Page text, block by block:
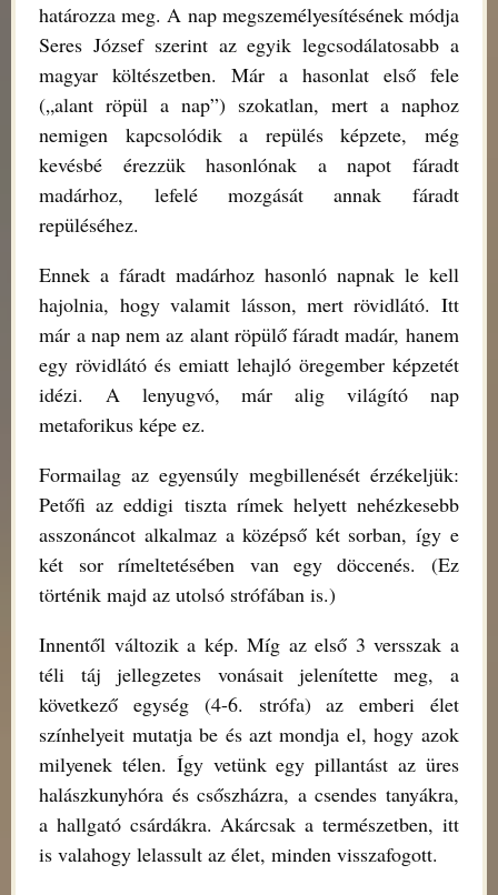
határozza meg. A nap megszemélyesítésének módja
Seres József szerint az egyik legcsodálatosabb a
magyar költészetben. Már a hasonlat első fele
(„alant röpül a nap”) szokatlan, mert a naphoz
nemigen kapcsolódik a repülés képzete, még
kevésbé érezzük hasonlónak a napot fáradt
madárhoz, lefelé mozgását annak fáradt
repüléséhez.
Ennek a fáradt madárhoz hasonló napnak le kell
hajolnia, hogy valamit lásson, mert rövidlátó. Itt
már a nap nem az alant röpülő fáradt madár, hanem
egy rövidlátó és emiatt lehajló öregember képzetét
idézi. A lenyugvó, már alig világító nap
metaforikus képe ez.
Formailag az egyensúly megbillenését érzékeljük:
Petőfi az eddigi tiszta rímek helyett nehézkesebb
asszonáncot alkalmaz a középső két sorban, így e
két sor rímeltetésében van egy döccenés. (Ez
történik majd az utolsó strófában is.)
Innentől változik a kép. Míg az első 3 versszak a
téli táj jellegzetes vonásait jelenítette meg, a
következő egység (4-6. strófa) az emberi élet
színhelyeit mutatja be és azt mondja el, hogy azok
milyenek télen. Így vetünk egy pillantást az üres
halászkunyhóra és csőszházra, a csendes tanyákra,
a hallgató csárdákra. Akárcsak a természetben, itt
is valahogy lelassult az élet, minden visszafogott.